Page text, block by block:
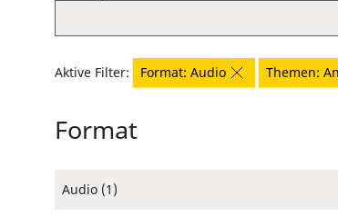
Aktive Filter: Format: Audio Themen:
Format
Audio (1)